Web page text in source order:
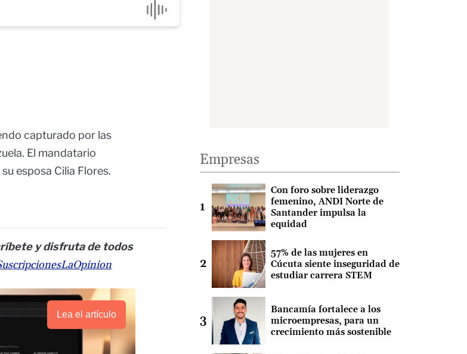
capturado por las
El mandatario
esposa Cilia Flores.
y disfruta de todos
Lea el artículo
Empresas
Con foro sobre liderazgo
femenino, ANDI Norte de
Santander impulsa la
equidad
57% de las mujeres en
Cúcuta siente inseguridad de
estudiar carrera STEM
Bancamía fortalece a los
microempresas, para un
crecimiento más sostenible